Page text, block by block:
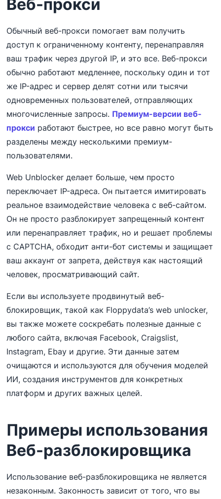
Веб-прокси
Обычный веб-прокси помогает вам получить
доступ к ограниченному контенту, перенаправляя
ваш трафик через другой IP, и это все. Веб-прокси
обычно работают медленнее, поскольку один и тот
же IP-адрес и сервер делят сотни или тысячи
одновременных пользователей, отправляющих
многочисленные запросы. Премиум-версии веб-
прокси работают быстрее, но все равно могут быть
разделены между несколькими премиум-
пользователями.
Web Unblocker делает больше, чем просто
переключает IP-адреса. Он пытается имитировать
реальное взаимодействие человека с веб-сайтом.
Он не просто разблокирует запрещенный контент
или перенаправляет трафик, но и решает проблемы
с CAPTCHA, обходит анти-бот системы и защищает
ваш аккаунт от запрета, действуя как настоящий
человек, просматривающий сайт.
Если вы используете продвинутый веб-
блокировщик, такой как Floppydata’s web unlocker,
вы также можете соскребать полезные данные с
любого сайта, включая Facebook, Craigslist,
Instagram, Ebay и другие. Эти данные затем
очищаются и используются для обучения моделей
ИИ, создания инструментов для конкретных
платформ и других важных целей.
Примеры использования
Веб-разблокировщика
Использование веб-разблокировщика не является
незаконным. Законность зависит от того, что вы